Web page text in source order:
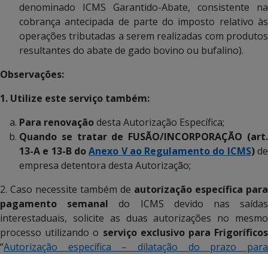
denominado ICMS Garantido-Abate, consistente na
cobrança antecipada de parte do imposto relativo às
operações tributadas a serem realizadas com produtos
resultantes do abate de gado bovino ou bufalino).
Observações:
1. Utilize este serviço também:
Para renovaçãodesta Autorização Específica;
Quando se tratar de FUSÃO/INCORPORAÇÃO (art.
13-A e 13-B doAnexo V ao Regulamento do ICMS)de
empresa detentora desta Autorização;
2. Caso necessite também de autorização específica para
pagamento semanal do ICMS devido nas saídas
interestaduais, solicite as duas autorizações no mesmo
processo utilizando o serviço exclusivo para Frigoríficos
“Autorização específica – dilatação do prazo para